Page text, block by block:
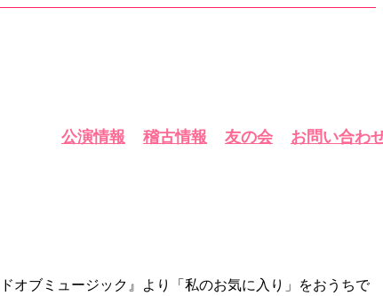
公演情報 稽古情報 友の会 お問い合わ
オブミュージック』より「私のお気に入り」をおうちで